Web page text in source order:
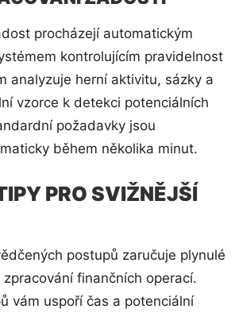
procházejí automatickým
kontrolujícím pravidelnost
analyzuje herní aktivitu, sázky a
vzorce k detekci potenciálních
požadavky jsou
během několika minut.
PRO SVIŽNĚJŠÍ
postupů zaručuje plynulé
finančních operací.
vám uspoří čas a potenciální